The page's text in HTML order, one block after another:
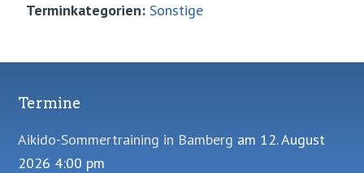
Terminkategorien: Sonstige
Footer
Termine
Aikido-Sommertraining in Bamberg am 12. August
2026 4:00 pm